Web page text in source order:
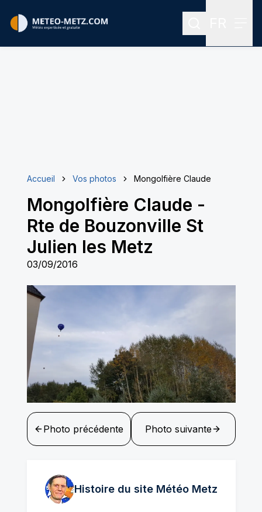
Rechercher
Accueil Vos photos Mongolfière Claude
Mongolfière Claude -
Rte de Bouzonville St
Julien les Metz
03/09/2016
Photo précédente Photo suivante
Histoire du site MétéoMetz